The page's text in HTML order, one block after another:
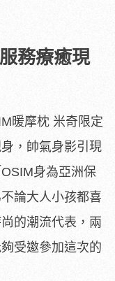
務療癒現
暖摩枕 米奇限定
，帥氣身影引現
身為亞洲保
論大人小孩都喜
的潮流代表，兩
受邀參加這次的